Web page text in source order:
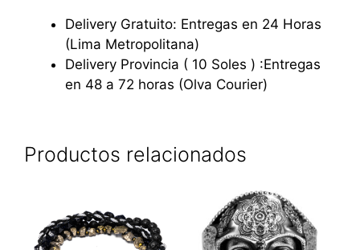
Delivery Gratuito: Entregas en 24 Horas
(Lima Metropolitana)
Delivery Provincia ( 10 Soles ) :Entregas
en 48 a 72 horas (Olva Courier)
Productos relacionados